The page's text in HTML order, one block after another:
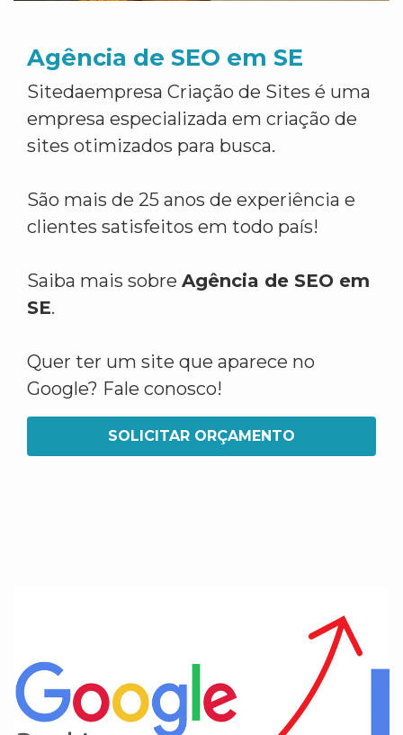
Agência de SEO em SE
Sitedaempresa Criação de Sites é uma
empresa especializada em criação de
sites otimizados para busca.
São mais de 25 anos de experiência e
clientes satisfeitos em todo país!
Saiba mais sobre Agência de SEO em
SE.
Quer ter um site que aparece no
Google? Fale conosco!
SOLICITAR ORÇAMENTO